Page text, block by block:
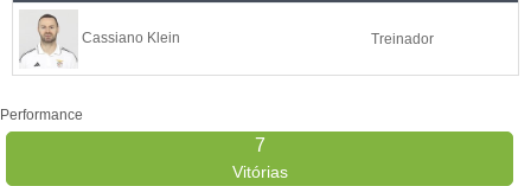
Cassiano Klein Treinador
Performance
7
Vitórias